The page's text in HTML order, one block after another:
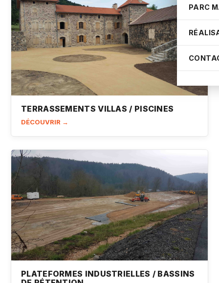
PARC
TERRASSEMENTS VILLAS / PISCINES
DÉCOUVRIR →
PLATEFORMES INDUSTRIELLES / BASSINS